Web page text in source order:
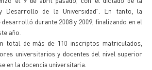
Desarrollo de la Universidad". En tanto, la
durante 2008 y 2009, finalizando en el
año.
total de más de 110 inscriptos matriculados,
universitarios y docentes del nivel superior
en la docencia universitaria.